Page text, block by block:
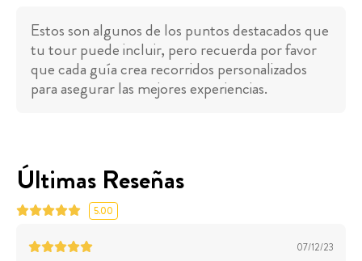
Estos son algunos de los puntos destacados que
tu tour puede incluir, pero recuerda por favor
que cada guía crea recorridos personalizados
para asegurar las mejores experiencias.
Últimas Reseñas
5.00
07/12/23